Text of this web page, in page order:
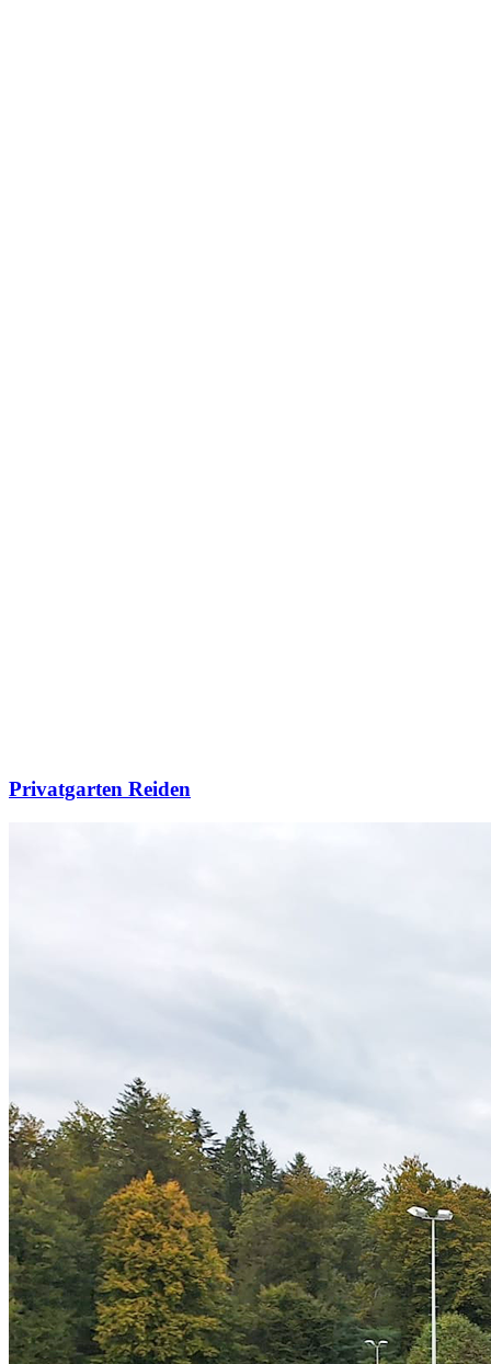
Privatgarten Reiden